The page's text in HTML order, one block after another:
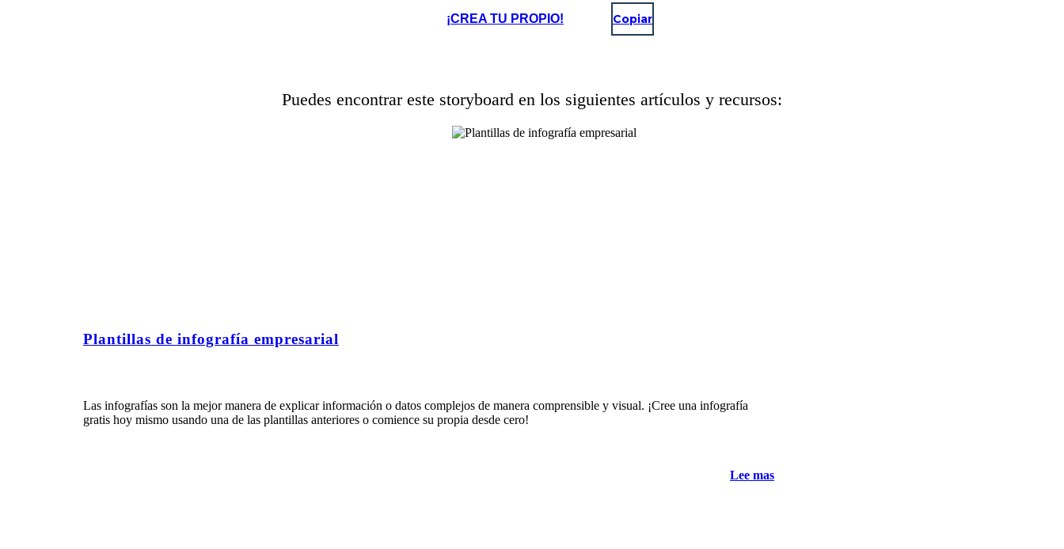
¡CREA TU PROPIO! Copiar
Puedes encontrar este storyboard en los siguientes artículos y recursos:
Plantillas de infografía empresarial
Las infografías son la mejor manera de explicar información o datos complejos de manera comprensible y visual. ¡Cree una infografía
gratis hoy mismo usando una de las plantillas anteriores o comience su propia desde cero!
Lee mas